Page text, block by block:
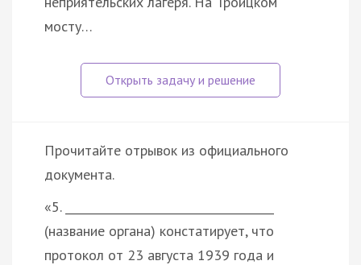
мосту…
Прочитайте отрывок из официального
документа.
«5. _____________________________________
(название органа) констатирует, что
протокол от 23 августа 1939 года и